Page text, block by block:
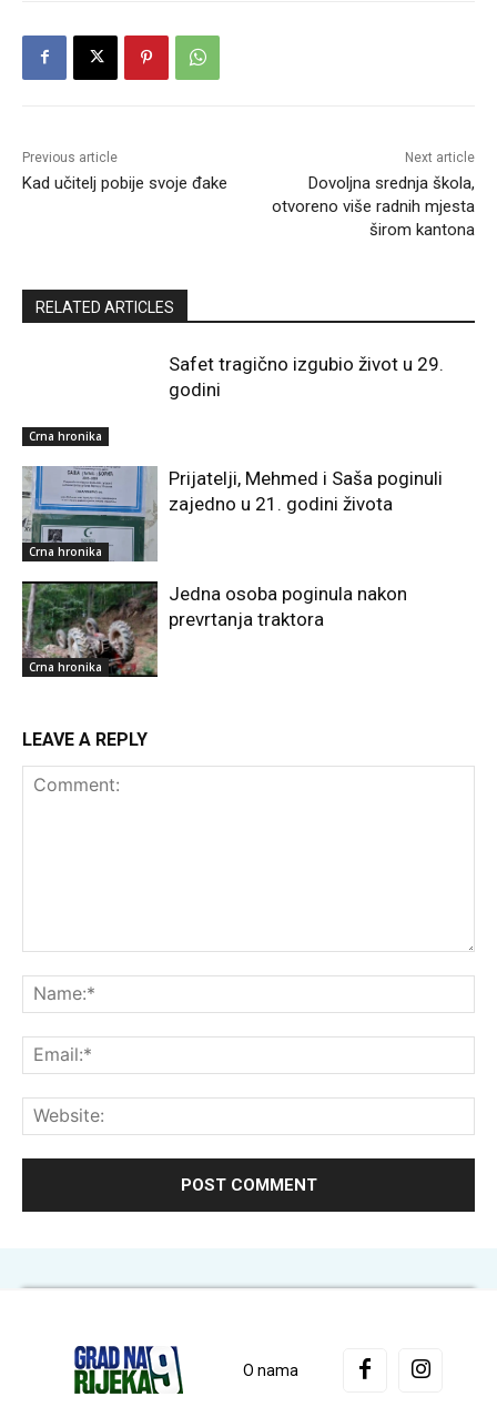
Previous article
Kad učitelj pobije svoje đake
Next article
Dovoljna srednja škola,
otvoreno više radnih mjesta
širom kantona
RELATED ARTICLES
Crna hronika
Safet tragično izgubio život u 29.
godini
Crna hronika
Prijatelji, Mehmed i Saša poginuli
zajedno u 21. godini života
Crna hronika
Jedna osoba poginula nakon
prevrtanja traktora
LEAVE A REPLY
O nama